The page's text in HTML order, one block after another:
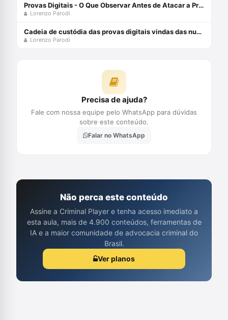
Provas Digitais - O Que Observar Antes de Atacar a Prova Digital com Lorenzo Parodi
Lorenzo Parodi
Cadeia de custódia das provas digitais vindas das nuvens, à luz do CPP
Lorenzo Parodi
Precisa de ajuda?
Fale com nossa equipe pelo WhatsApp para dúvidas
sobre este conteúdo.
Falar no WhatsApp
Não perca este conteúdo
Assine a Criminal Player e tenha acesso imediato a
esta aula, mais de 4.900 conteúdos, ferramentas de
IA e a maior comunidade de advocacia criminal do
Brasil.
Ver planos